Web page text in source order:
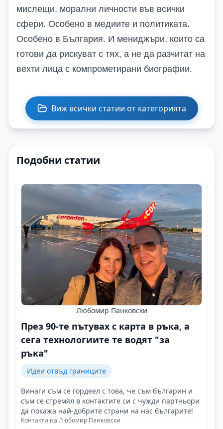
мислещи, морални личности във всички
сфери. Особено в медиите и политиката.
Особено в България. И мениджъри, които са
готови да рискуват с тях, а не да разчитат на
вехти лица с компрометирани биографии.
Виж всички статии от категорията
Подобни статии
Любомир Панковски
През 90-те пътувах с карта в ръка, а
сега технологиите те водят "за
ръка"
Идеи отвъд границите
Винаги съм се гордеел с това, че съм българин и
съм се стремял в контактите си с чужди партньори
да покажа най-добрите страни на нас българите!
Контакти на Любомир Панковски